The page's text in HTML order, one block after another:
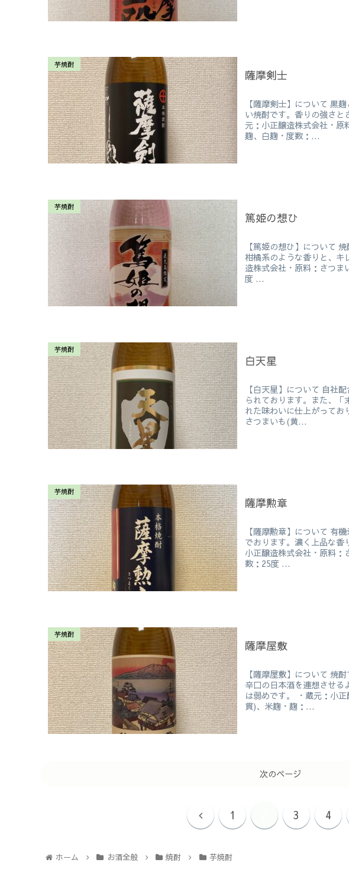
芋焼酎
薩摩剣士
【薩摩剣士】について 黒
い焼酎です。香りの強さと
元：小正醸造株式会社・
麹、白麹・度数：...
芋焼酎
篤姫の想ひ
【篤姫の想ひ】について
柑橘系のような香りと、キ
造株式会社・原料：さつ
度 ...
芋焼酎
白天星
【白天星】について 自社
られております。また、
れた味わいに仕上がってお
さつまいも(黄...
芋焼酎
薩摩勲章
【薩摩勲章】について 有
でおります。濃く上品な香
小正醸造株式会社・原料
数：25度 ...
芋焼酎
薩摩屋敷
【薩摩屋敷】について 焼
辛口の日本酒を連想させる
は弱めです。 ・蔵元：小
貫)、米麹・麹：...
次のページ
1 3 4
ホーム お酒全般 焼酎 芋焼酎